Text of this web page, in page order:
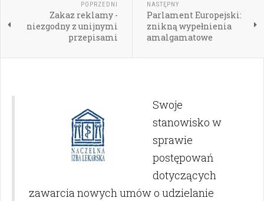
POPRZEDNI
Zakaz reklamy -
niezgodny z unijnymi
przepisami
NASTĘPNY
Parlament Europejski:
znikną wypełnienia
amalgamatowe
Swoje
stanowisko w
sprawie
postępowań
dotyczących
zawarcia nowych umów o udzielanie